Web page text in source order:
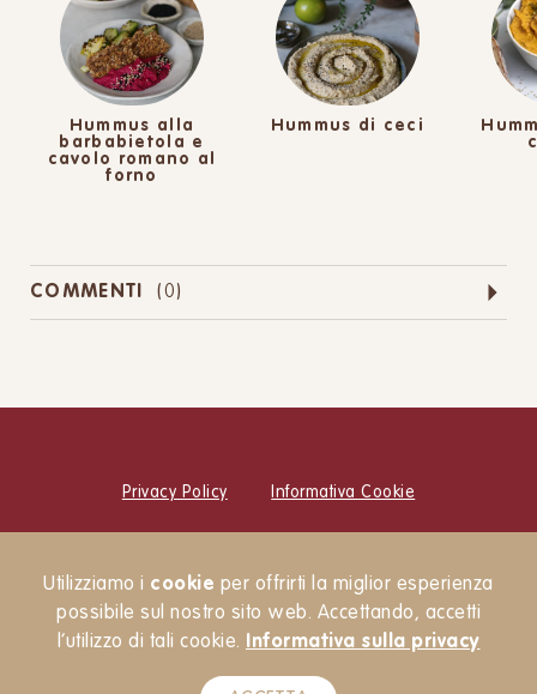
Utilizziamo i cookie per offrirti la miglior esperienza
possibile sul nostro sito web. Accettando, accetti
l’utilizzo di tali cookie. Informativa sulla privacy
Hummus alla
barbabietola e
cavolo romano al
forno
Hummus di ceci
COMMENTI (0)
Privacy Policy Informativa Cookie
Newsletter